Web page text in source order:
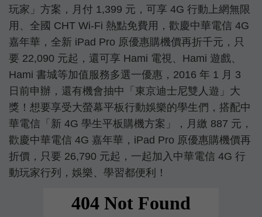
玩家」方案，月付 1,399 元，可享 4G 行動上網無限
用、全國 CHT Wi-Fi 熱點免費用，歡慶中華電信 4G
嘉年華，全新 iPad Pro 原優惠購機價再折千元，只
要 22,090 元起，還可享 Hami 電視、Hami 遊戲、
Hami 書城等加值服務多選一優惠，2016 年 1 月 3
日前申辦，還有機會抽中「東京迪士尼雙人遊」大
獎！想要享受大螢幕平板行動娛樂的學生們，搭配中
華電信「新 4G 學生平板購機方案」，月繳 887 元，
歡慶中華電信 4G 嘉年華，iPad Pro 原優惠購機價再
折價，只要 26,790 元起，一起加入中華電信 4G 行
動玩家行列，娛樂、學習都便利！